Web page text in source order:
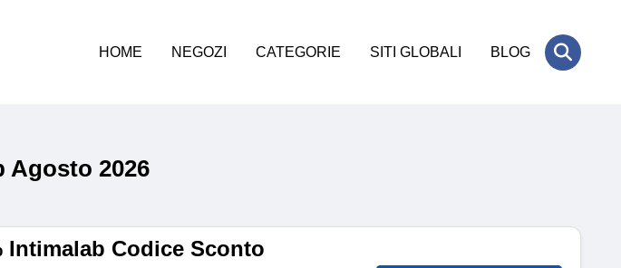
HOME NEGOZI CATEGORIE SITI GLOBALI BLOG
Agosto 2026
Intimalab Codice Sconto